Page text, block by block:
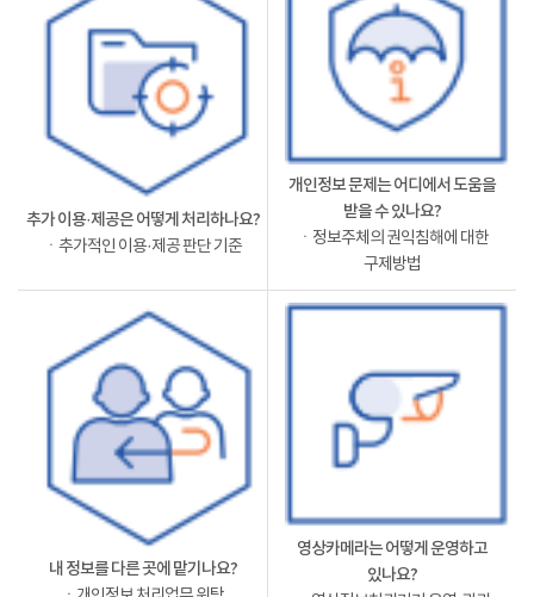
추가 이용·제공은 어떻게 처리하나요?
ㆍ추가적인 이용·제공 판단 기준
개인정보 문제는 어디에서 도움을
받을 수 있나요?
ㆍ정보주체의 권익침해에 대한
구제방법
내 정보를 다른 곳에 맡기나요?
영상카메라는 어떻게 운영하고
있나요?